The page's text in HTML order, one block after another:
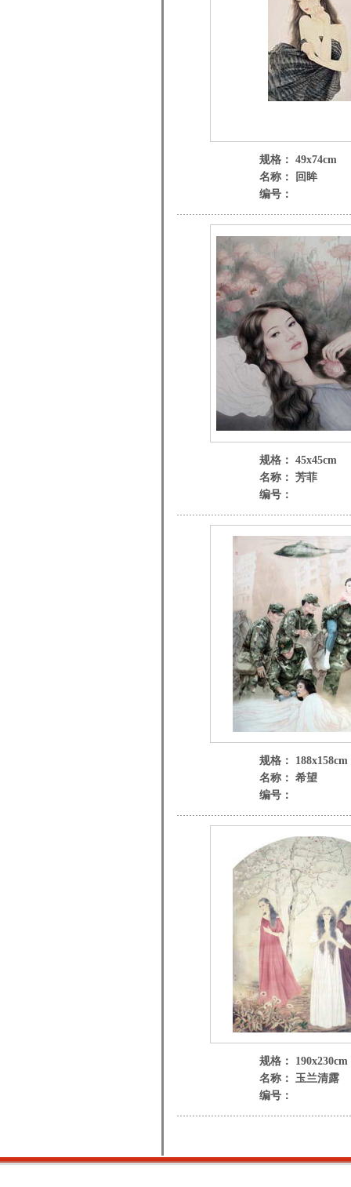
规格： 49x74cm
名称： 回眸
编号：
规格： 45x45cm
名称： 芳菲
编号：
规格： 188x158cm
名称： 希望
编号：
规格： 190x230cm
名称： 玉兰清露
编号：